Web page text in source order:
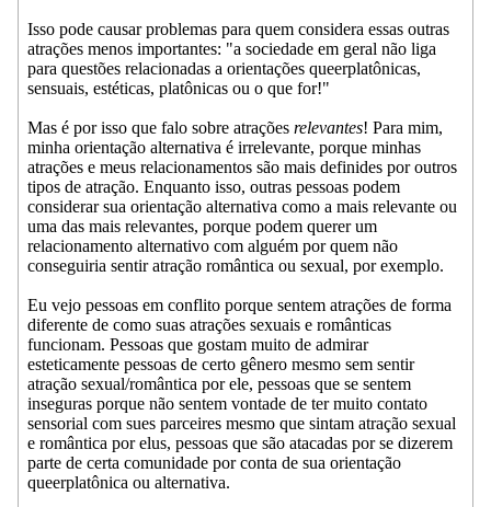
Isso pode causar problemas para quem considera essas outras
atrações menos importantes: "a sociedade em geral não liga
para questões relacionadas a orientações queerplatônicas,
sensuais, estéticas, platônicas ou o que for!"
Mas é por isso que falo sobre atrações relevantes! Para mim,
minha orientação alternativa é irrelevante, porque minhas
atrações e meus relacionamentos são mais definides por outros
tipos de atração. Enquanto isso, outras pessoas podem
considerar sua orientação alternativa como a mais relevante ou
uma das mais relevantes, porque podem querer um
relacionamento alternativo com alguém por quem não
conseguiria sentir atração romântica ou sexual, por exemplo.
Eu vejo pessoas em conflito porque sentem atrações de forma
diferente de como suas atrações sexuais e românticas
funcionam. Pessoas que gostam muito de admirar
esteticamente pessoas de certo gênero mesmo sem sentir
atração sexual/romântica por ele, pessoas que se sentem
inseguras porque não sentem vontade de ter muito contato
sensorial com sues parceires mesmo que sintam atração sexual
e romântica por elus, pessoas que são atacadas por se dizerem
parte de certa comunidade por conta de sua orientação
queerplatônica ou alternativa.